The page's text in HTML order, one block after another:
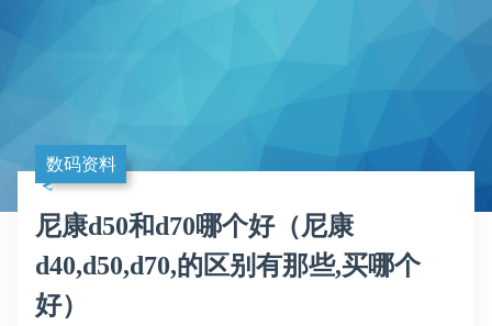
数码资料
尼康d50和d70哪个好（尼康
d40,d50,d70,的区别有那些,买哪个
好）